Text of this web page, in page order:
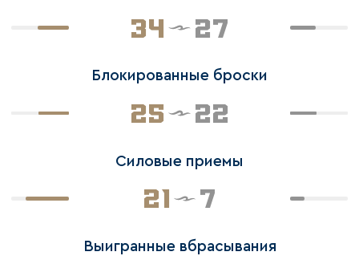
34 27
Блокированные броски
25 22
Силовые приемы
21 7
Выигранные вбрасывания